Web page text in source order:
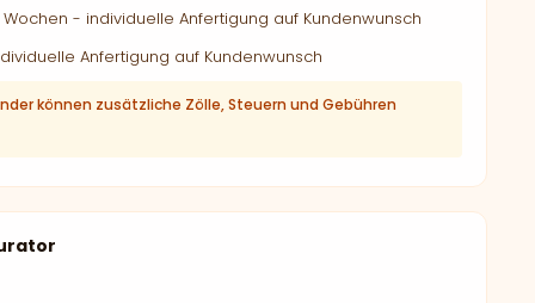
- individuelle Anfertigung auf Kundenwunsch
Anfertigung auf Kundenwunsch
können zusätzliche Zölle, Steuern und Gebühren